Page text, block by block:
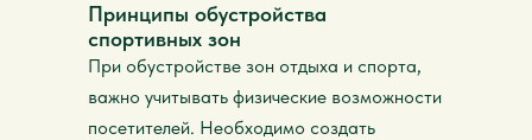
Принципы обустройства
спортивных зон
При обустройстве зон отдыха и спорта,
важно учитывать физические возможности
посетителей. Необходимо создать